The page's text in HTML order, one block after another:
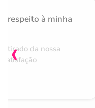
respeito à minha
da nossa
‹